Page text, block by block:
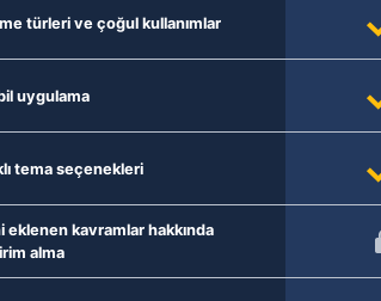
türleri ve çoğul kullanımlar
uygulama
tema seçenekleri
eklenen kavramlar hakkında
alma